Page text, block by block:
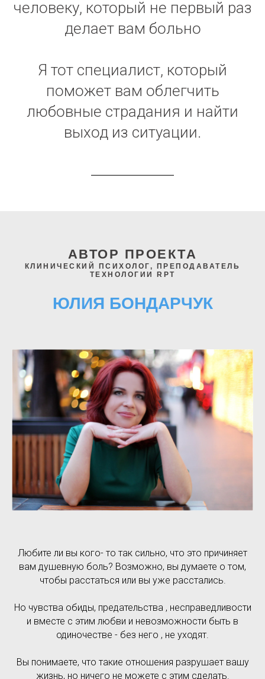
человеку, который не первый раз
делает вам больно
Я тот специалист, который
поможет вам облегчить
любовные страдания и найти
выход из ситуации.
АВТОР ПРОЕКТА
КЛИНИЧЕСКИЙ ПСИХОЛОГ, ПРЕПОДАВАТЕЛЬ
ТЕХНОЛОГИИ RPT
ЮЛИЯ БОНДАРЧУК
Любите ли вы кого- то так сильно, что это причиняет
вам душевную боль? Возможно, вы думаете о том,
чтобы расстаться или вы уже расстались.
Но чувства обиды, предательства , несправедливости
и вместе с этим любви и невозможности быть в
одиночестве - без него , не уходят.
Вы понимаете, что такие отношения разрушает вашу
жизнь, но ничего не можете с этим сделать.